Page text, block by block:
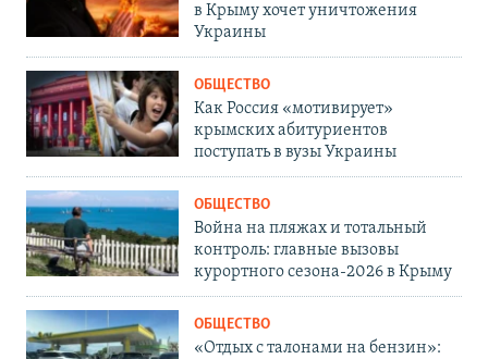
в Крыму хочет уничтожения
Украины
ОБЩЕСТВО
Как Россия «мотивирует»
крымских абитуриентов
поступать в вузы Украины
ОБЩЕСТВО
Война на пляжах и тотальный
контроль: главные вызовы
курортного сезона-2026 в Крыму
ОБЩЕСТВО
«Отдых с талонами на бензин»: